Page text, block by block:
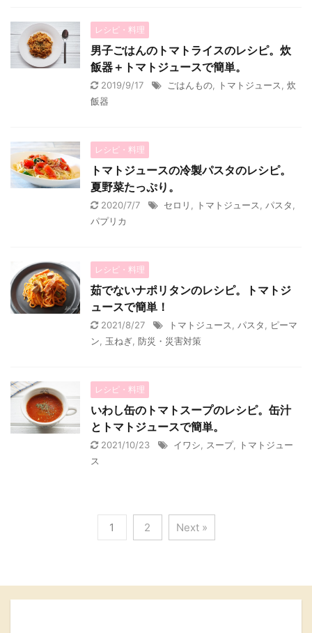
レシピ・料理
男子ごはんのトマトライスのレシピ。炊
飯器＋トマトジュースで簡単。
2019/9/17 ごはんもの トマトジュース
炊
飯器
レシピ・料理
トマトジュースの冷製パスタのレシピ。
夏野菜たっぷり。
2020/7/7 セロリ トマトジュース パスタ
パプリカ
レシピ・料理
茹でないナポリタンのレシピ。トマトジ
ュースで簡単！
2021/8/27 トマトジュース パスタ
ピーマ
ン
玉ねぎ 防災・災害対策
レシピ・料理
いわし缶のトマトスープのレシピ。缶汁
とトマトジュースで簡単。
2021/10/23 イワシ スープ,
トマトジュー
ス
1 2 Next »